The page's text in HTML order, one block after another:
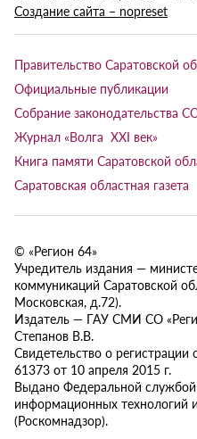
Создание сайта – nopreset
Правительство Саратовской
Официальные публикации
Собрание законодательства
Журнал «Волга XXI век»
Книга памяти Саратовской
Саратовская областная газета
© «Регион 64»
Учредитель издания —
коммуникаций Саратовской
Московская, д.72).
Издатель — ГАУ СМИ СО
Степанов В.В.
Свидетельство о
61373 от 10 апреля 2015 г.
Выдано Федеральной службой
информационных технологий
(Роскомнадзор).